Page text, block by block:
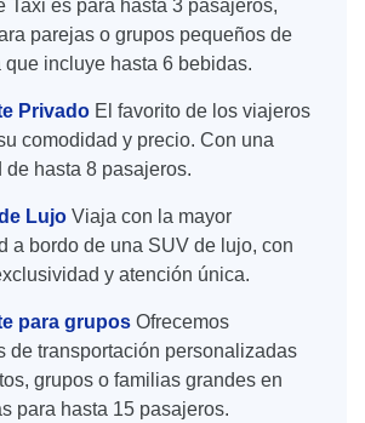
Taxi es para hasta 3 pasajeros,
parejas o grupos pequeños de
que incluye hasta 6 bebidas.
Privado El favorito de los viajeros
comodidad y precio. Con una
de hasta 8 pasajeros.
Lujo Viaja con la mayor
a bordo de una SUV de lujo, con
y atención única.
para grupos Ofrecemos
de transportación personalizadas
grupos o familias grandes en
para hasta 15 pasajeros.